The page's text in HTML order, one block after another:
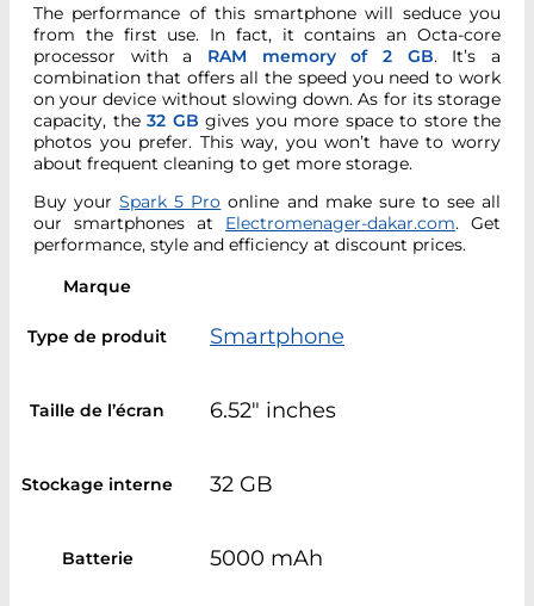
The performance of this smartphone will seduce you
from the first use. In fact, it contains an Octa-core
processor with a RAM memory of 2 GB. It’s a
combination that offers all the speed you need to work
on your device without slowing down. As for its storage
capacity, the 32 GB gives you more space to store the
photos you prefer. This way, you won’t have to worry
about frequent cleaning to get more storage.
Buy yourSpark 5 Pro online and make sure to see all
our smartphones at Electromenager-dakar.com. Get
performance, style and efficiency at discount prices.
Marque
Type de produit Smartphone
Taille de l’écran 6.52" inches
Stockage interne 32 GB
Batterie 5000 mAh